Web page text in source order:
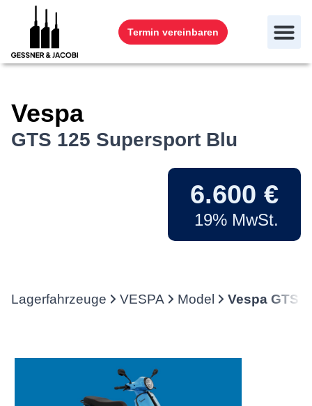
Termin vereinbaren
Vespa
GTS 125 Supersport Blu
6.600 €
19% MwSt.
Lagerfahrzeuge VESPA Model Vespa GTS